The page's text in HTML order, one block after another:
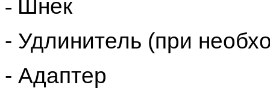
- Шнек
- Удлинитель (при
- Адаптер